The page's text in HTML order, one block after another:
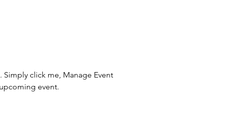
click me, Manage Event
event.